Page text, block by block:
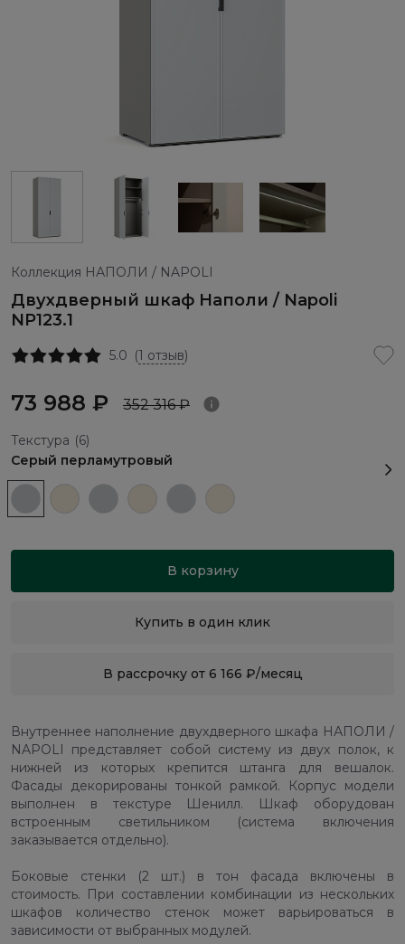
Коллекция НАПОЛИ / NAPOLI
Двухдверный шкаф Наполи / Napoli
NP123.1
5.0 (1 отзыв)
73 988 ₽ 352 316 ₽
Текстура (6)
Серый перламутровый
В корзину
Купить в один клик
В рассрочку от 6 166 ₽/месяц
Внутреннее наполнение двухдверного шкафа НАПОЛИ /
NAPOLI представляет собой систему из двух полок, к
нижней из которых крепится штанга для вешалок.
Фасады декорированы тонкой рамкой. Корпус модели
выполнен в текстуре Шенилл. Шкаф оборудован
встроенным светильником (система включения
заказывается отдельно).
Боковые стенки (2 шт.) в тон фасада включены в
стоимость. При составлении комбинации из нескольких
шкафов количество стенок может варьироваться в
зависимости от выбранных модулей.